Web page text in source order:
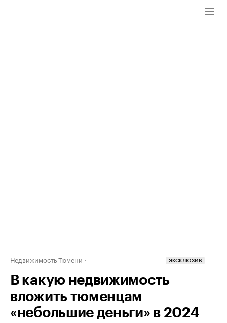
Недвижимость Тюмени ЭКСКЛЮЗИВ
В какую недвижимость
вложить тюменцам
«небольшие деньги» в 2024